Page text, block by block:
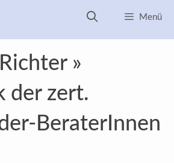
Menü
»
der zert.
BeraterInnen